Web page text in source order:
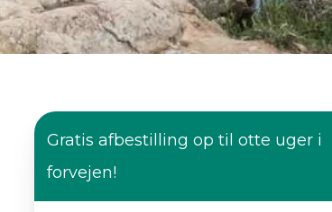
Gratis afbestilling op til otte uger i
forvejen!